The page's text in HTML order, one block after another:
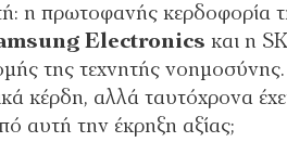
η πρωτοφανής κερδοφορία
Electronics και η
της τεχνητής νοηµοσύνης.
κέρδη, αλλά ταυτόχρονα
αυτή την έκρηξη αξίας;